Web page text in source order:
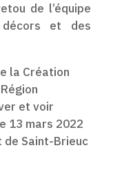
de l’équipe
et des
la Création
et voir
13 mars 2022
de Saint-Brieuc